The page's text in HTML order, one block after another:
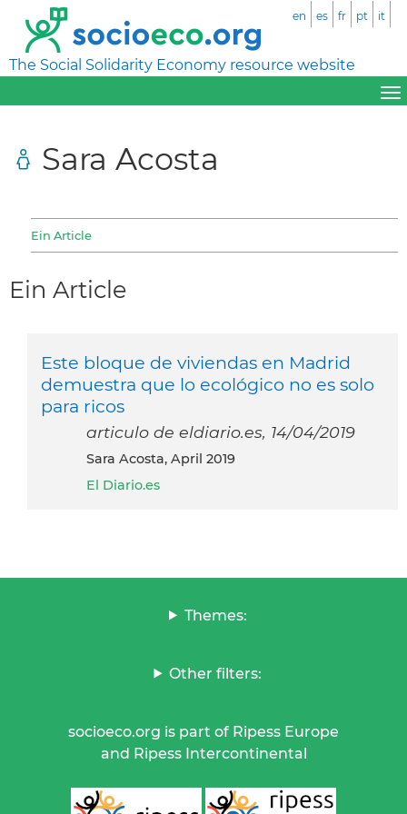
The Social Solidarity Economy resource website
en es fr pt it
Sara Acosta
Ein Article
Ein Article
Este bloque de viviendas en Madrid
demuestra que lo ecológico no es solo
para ricos
articulo de eldiario.es, 14/04/2019
Sara Acosta, April 2019
El Diario.es
Themes:
Other filters:
socioeco.org is part of Ripess Europe
and Ripess Intercontinental